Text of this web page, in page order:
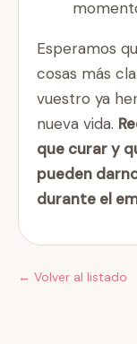
Esperamos
cosas más
vuestro ya
nueva vida.
que curar y
pueden
durante el
← Volver al listado